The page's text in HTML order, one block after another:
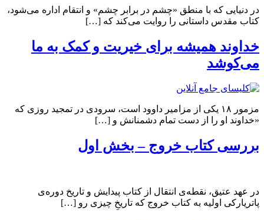
در دنیایی که با منطق «چشم در برابر چشم» و انتقام اداره می‌شود،
کتاب مقدس داستانی را روایت می‌کند که […]
خداوند همیشه برای خیریت و کمک به ما
می‌کوشد
مزمور ۱۸ یکی از مزامیر داوود است، سرودی در تمجید روزی که
«خداوند او را از دست تمام دشمنانش و […]
بررسی کتاب خروج – بخش اول
در عهد عتیق، نقطه‌ی انتقال از کتاب پیدایش و تاریخ دوره‌ی
پاتریارکی اولیه به کتاب خروج که تاریخِ چیزی رو […]